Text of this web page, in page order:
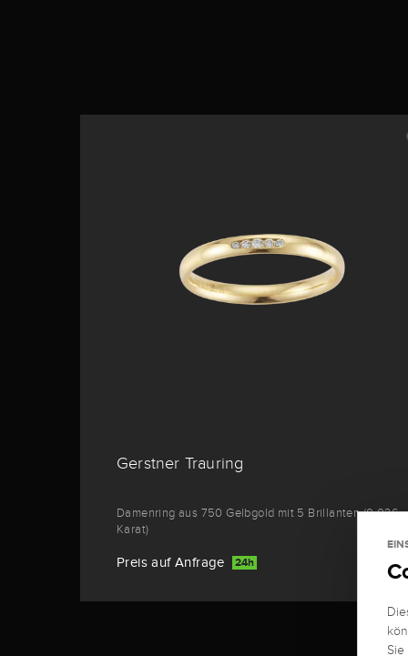
Gerstner Trauring
Damenring aus 750 Gelbgold mit 5 Brillanten (0,036
Karat)
Preis auf Anfrage 24h
Sie